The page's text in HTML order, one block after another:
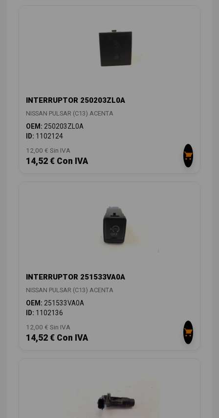
INTERRUPTOR 250203ZL0A
NISSAN PULSAR (C13) ACENTA
OEM: 250203ZL0A
ID: 1102124
12,00 € Sin IVA
14,52 € Con IVA
INTERRUPTOR 251533VA0A
NISSAN PULSAR (C13) ACENTA
OEM: 251533VA0A
ID: 1102136
12,00 € Sin IVA
14,52 € Con IVA